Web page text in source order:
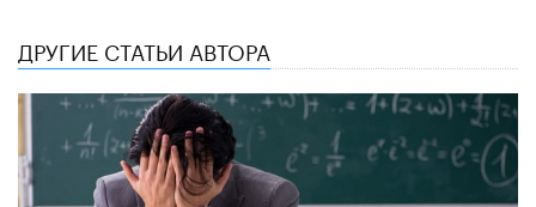
ДРУГИЕ СТАТЬИ АВТОРА